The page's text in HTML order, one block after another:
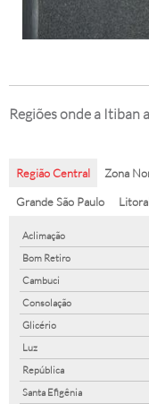
Regiões onde a Itiban
Região Central Zona
Grande São Paulo
Aclimação
Bom Retiro
Cambuci
Consolação
Glicério
Luz
República
Santa Efigênia